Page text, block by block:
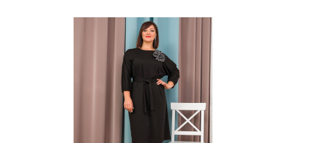
Наклейки Варіант з %